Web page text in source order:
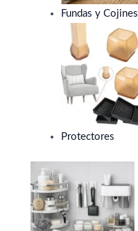
Fundas y Cojines
Protectores